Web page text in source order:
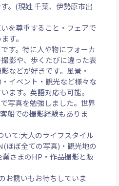
。(現姓 千葉、伊勢原市出
を尊重すること・フェアで
す。
す。特に人や物にフォーカ
影や、歩くたびに違った表
などが好きです。風景・
イベント・観光など様々な
ます。英語対応も可能。
写真を勉強しました。世界
船での撮影経験もありま
いて:大人のライフスタイル
ほぼ全ての写真)・観光地の
さまのHP・作品撮影と販
お誘いもお待ちしていま